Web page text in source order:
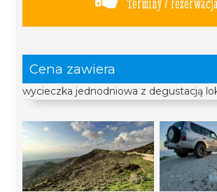
Cena zawiera
wycieczka jednodniowa z degustacją